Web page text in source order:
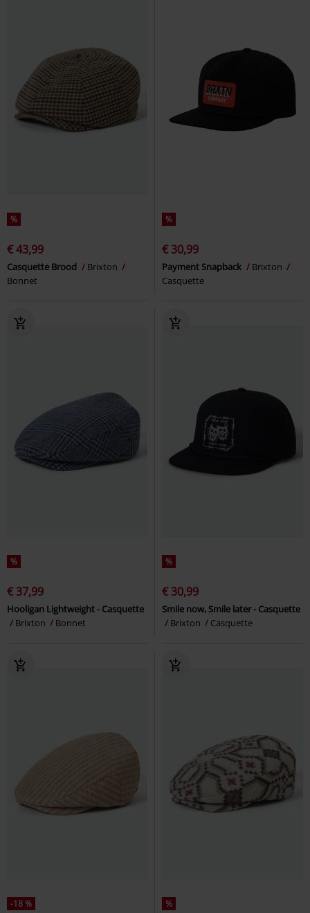
%
€ 43,99
Casquette Brood
Brixton
Bonnet
%
€ 30,99
Payment Snapback
Brixton
Casquette
%
€ 37,99
Hooligan Lightweight - Casquette
Brixton
Bonnet
%
€ 30,99
Smile now, Smile later - Casquette
Brixton
Casquette
-18 %
%